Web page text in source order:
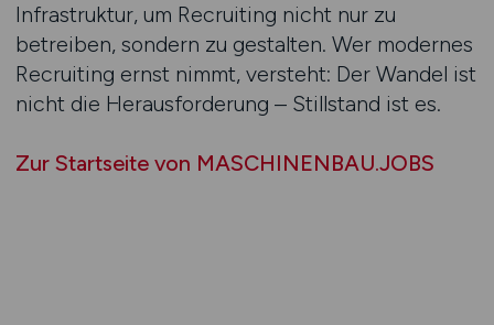
Infrastruktur, um Recruiting nicht nur zu
betreiben, sondern zu gestalten. Wer modernes
Recruiting ernst nimmt, versteht: Der Wandel ist
nicht die Herausforderung – Stillstand ist es.
Zur Startseite von MASCHINENBAU.JOBS